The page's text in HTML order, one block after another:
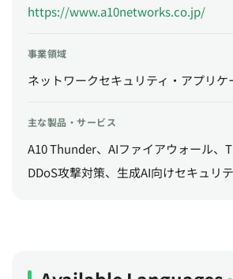
https://www.a10networks.co.jp/
事業領域
ネットワークセキュリティ・アプリケ
主な製品・サービス
A10 Thunder、AIファイアウォール、
DDoS攻撃対策、生成AI向けセキュリ